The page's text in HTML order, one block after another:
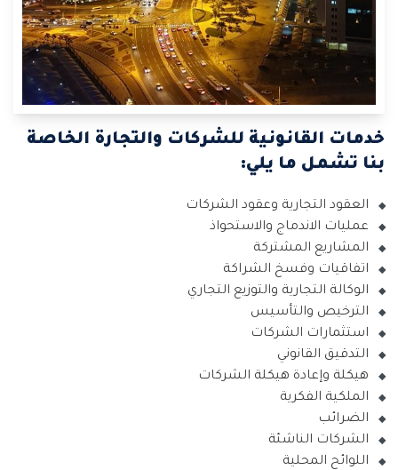
خدمات القانونية للشركات والتجارة الخاصة
بنا تشمل ما يلي:
العقود التجارية وعقود الشركات
عمليات الاندماج والاستحواذ
المشاريع المشتركة
اتفاقيات وفسخ الشراكة
الوكالة التجارية والتوزيع التجاري
الترخيص والتأسيس
استثمارات الشركات
التدقيق القانوني
هيكلة وإعادة هيكلة الشركات
الملكية الفكرية
الضرائب
الشركات الناشئة
اللوائح المحلية